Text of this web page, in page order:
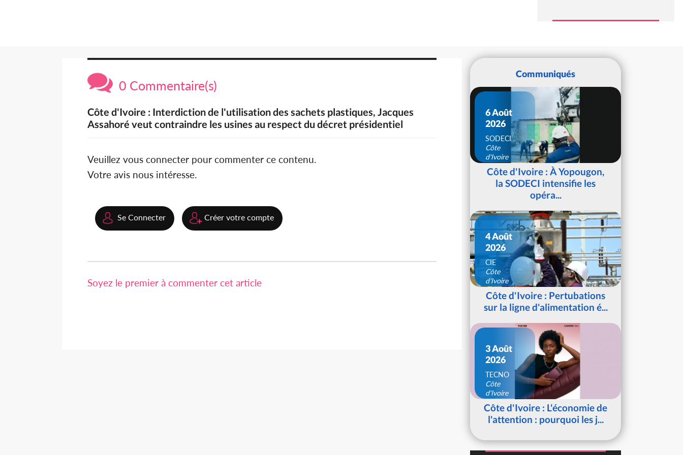
0 Commentaire(s)
Côte d'Ivoire : Interdiction de l'utilisation des sachets plastiques, Jacques
Assahoré veut contraindre les usines au respect du décret présidentiel
Veuillez vous connecter pour commenter ce contenu.
Votre avis nous intéresse.
Se Connecter Créer votre compte
Soyez le premier à commenter cet article
Communiqués
6 Août
2026
SODECI
Côte
d'Ivoire
Côte d'Ivoire : À Yopougon,
la SODECI intensifie les
opéra...
4 Août
2026
CIE
Côte
d'Ivoire
Côte d'Ivoire : Pertubations
sur la ligne d'alimentation é...
3 Août
2026
TECNO
Côte
d'Ivoire
Côte d'Ivoire : L'économie de
l'attention : pourquoi les j...